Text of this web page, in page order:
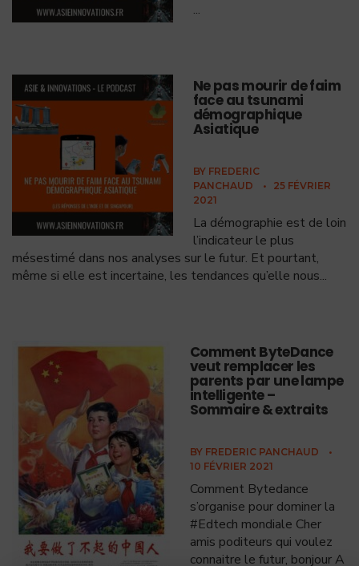
...
Ne pas mourir de faim
face au tsunami
démographique
Asiatique
BY FREDERIC
PANCHAUD
•
25 FÉVRIER
2021
La démographie est de loin
l’indicateur le plus
mésestimé dans nos analyses sur le futur. Et pourtant,
même si elle est incertaine, les tendances qu’elle nous...
Comment ByteDance
veut remplacer les
parents par une lampe
intelligente –
Sommaire & extraits
BY FREDERIC PANCHAUD
•
10 FÉVRIER 2021
Comment Bytedance
s’organise pour dominer la
#Edtech mondiale Cher
amis poditeurs qui voulez
connaitre le futur, bonjour A